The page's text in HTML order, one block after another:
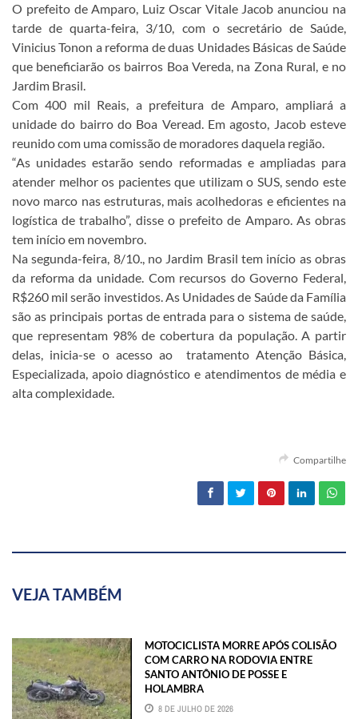
O prefeito de Amparo, Luiz Oscar Vitale Jacob anunciou na
tarde de quarta-feira, 3/10, com o secretário de Saúde,
Vinicius Tonon a reforma de duas Unidades Básicas de Saúde
que beneficiarão os bairros Boa Vereda, na Zona Rural, e no
Jardim Brasil.
Com 400 mil Reais, a prefeitura de Amparo, ampliará a
unidade do bairro do Boa Veread. Em agosto, Jacob esteve
reunido com uma comissão de moradores daquela região.
“As unidades estarão sendo reformadas e ampliadas para
atender melhor os pacientes que utilizam o SUS, sendo este
novo marco nas estruturas, mais acolhedoras e eficientes na
logística de trabalho”, disse o prefeito de Amparo. As obras
tem início em novembro.
Na segunda-feira, 8/10., no Jardim Brasil tem início as obras
da reforma da unidade. Com recursos do Governo Federal,
R$260 mil serão investidos. As Unidades de Saúde da Família
são as principais portas de entrada para o sistema de saúde,
que representam 98% de cobertura da população. A partir
delas, inicia-se o acesso ao tratamento Atenção Básica,
Especializada, apoio diagnóstico e atendimentos de média e
alta complexidade.
Compartilhe
VEJA TAMBÉM
MOTOCICLISTA MORRE APÓS COLISÃO
COM CARRO NA RODOVIA ENTRE
SANTO ANTÔNIO DE POSSE E
HOLAMBRA
8 DE JULHO DE 2026